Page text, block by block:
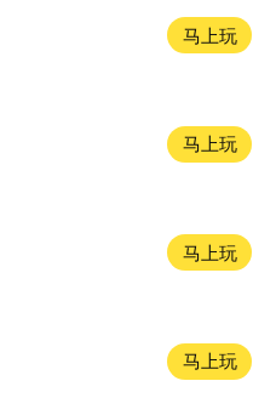
马上玩
马上玩
马上玩
马上玩